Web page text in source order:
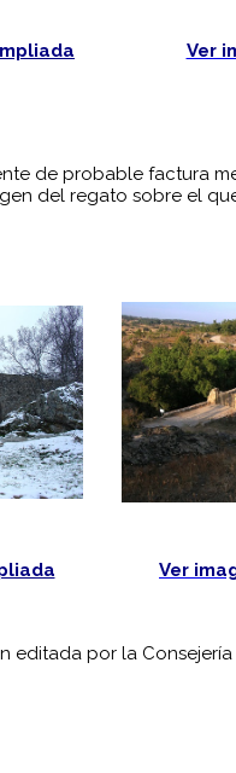
Ver
de probable factura
del regato sobre el
Ver
por la